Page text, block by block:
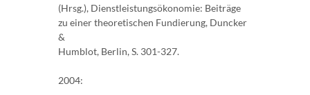
(Hrsg.), Dienstleistungsökonomie: Beiträge
zu einer theoretischen Fundierung, Duncker
&
Humblot, Berlin, S. 301-327.
2004: